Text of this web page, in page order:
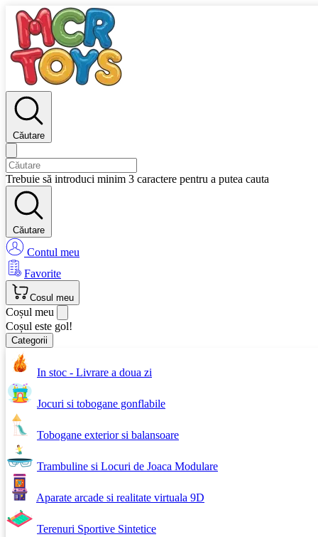
Căutare
Trebuie să introduci minim 3 caractere pentru a putea cauta
Căutare
Contul meu
Favorite
Cosul meu
Coșul meu
Coșul este gol!
Categorii
In stoc - Livrare a doua zi
Jocuri si tobogane gonflabile
Tobogane exterior si balansoare
Trambuline si Locuri de Joaca Modulare
Aparate arcade si realitate virtuala 9D
Terenuri Sportive Sintetice